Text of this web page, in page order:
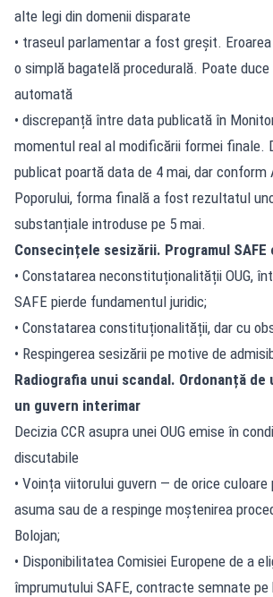
alte legi din domenii disparate
• traseul parlamentar a fost greșit.
o simplă bagatelă procedurală. Poate duce
automată
• discrepanță între data publicată în
momentul real al modificării formei finale.
publicat poartă data de 4 mai, dar conform
Poporului, forma finală a fost rezultatul
substanțiale introduse pe 5 mai.
Consecințele sesizării. Programul
• Constatarea neconstituționalității OUG,
SAFE pierde fundamentul juridic;
• Constatarea constituționalității, dar cu
• Respingerea sesizării pe motive de
Radiografia unui scandal. Ordonanță de
un guvern interimar
Decizia CCR asupra unei OUG emise în
discutabile
• Voința viitorului guvern — de orice
asuma sau de a respinge moștenirea
Bolojan;
• Disponibilitatea Comisiei Europene de a
împrumutului SAFE, contracte semnate pe